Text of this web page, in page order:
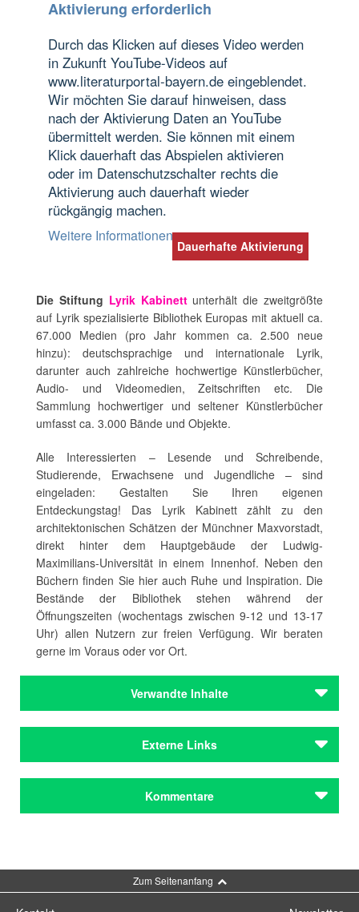
Aktivierung erforderlich
Durch das Klicken auf dieses Video werden
in Zukunft YouTube-Videos auf
www.literaturportal-bayern.de eingeblendet.
Wir möchten Sie darauf hinweisen, dass
nach der Aktivierung Daten an YouTube
übermittelt werden. Sie können mit einem
Klick dauerhaft das Abspielen aktivieren
oder im Datenschutzschalter rechts die
Aktivierung auch dauerhaft wieder
rückgängig machen.
Weitere Informationen
Dauerhafte Aktivierung
Die Stiftung Lyrik Kabinettunterhält die zweitgrößte
auf Lyrik spezialisierte Bibliothek Europas mit aktuell ca.
67.000 Medien (pro Jahr kommen ca. 2.500 neue
hinzu): deutschsprachige und internationale Lyrik,
darunter auch zahlreiche hochwertige Künstlerbücher,
Audio- und Videomedien, Zeitschriften etc. Die
Sammlung hochwertiger und seltener Künstlerbücher
umfasst ca. 3.000 Bände und Objekte.
Alle Interessierten – Lesende und Schreibende,
Studierende, Erwachsene und Jugendliche – sind
eingeladen: Gestalten Sie Ihren eigenen
Entdeckungstag! Das Lyrik Kabinett zählt zu den
architektonischen Schätzen der Münchner Maxvorstadt,
direkt hinter dem Hauptgebäude der Ludwig-
Maximilians-Universität in einem Innenhof. Neben den
Büchern finden Sie hier auch Ruhe und Inspiration. Die
Bestände der Bibliothek stehen während der
Öffnungszeiten (wochentags zwischen 9-12 und 13-17
Uhr) allen Nutzern zur freien Verfügung. Wir beraten
gerne im Voraus oder vor Ort.
Verwandte Inhalte
Schneider, Noemi
Autoren
Schneider, Noemi
Lyrik Kabinett
Externe Links
Kommentare
Zum Seitenanfang